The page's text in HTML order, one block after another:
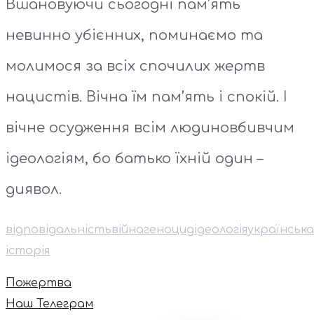
Вшановуючи сьогодні пам’ять
невинно убієнних, поминаємо та
молимося за всіх спочилих жертв
нацистів. Вічна їм пам’ять і спокій. І
вічне осудження всім людиновбивчим
ідеологіям, бо батько їхній один –
диявол.
відповідальністьвійнагеноцидідеологіяукраїнська
історія
Пожертва
Наш Телеграм